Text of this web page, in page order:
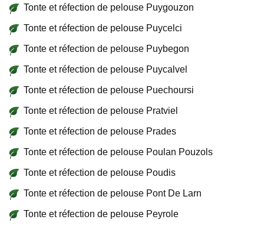
Tonte et réfection de pelouse Puygouzon
Tonte et réfection de pelouse Puycelci
Tonte et réfection de pelouse Puybegon
Tonte et réfection de pelouse Puycalvel
Tonte et réfection de pelouse Puechoursi
Tonte et réfection de pelouse Pratviel
Tonte et réfection de pelouse Prades
Tonte et réfection de pelouse Poulan Pouzols
Tonte et réfection de pelouse Poudis
Tonte et réfection de pelouse Pont De Larn
Tonte et réfection de pelouse Peyrole